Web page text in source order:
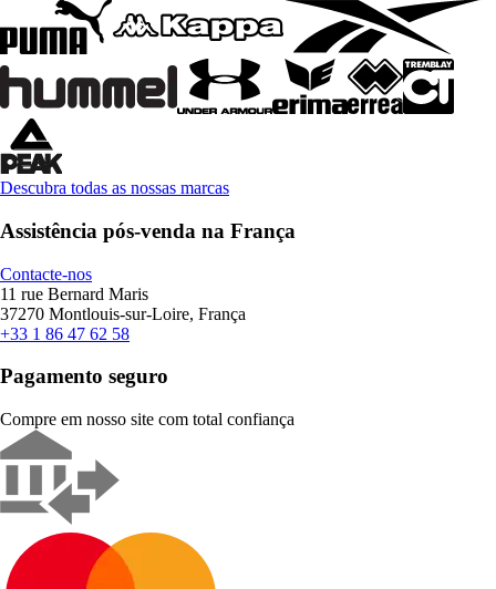
Descubra todas as nossas marcas
Assistência pós-venda na França
Contacte-nos
11 rue Bernard Maris
37270 Montlouis-sur-Loire, França
+33 1 86 47 62 58
Pagamento seguro
Compre em nosso site com total confiança